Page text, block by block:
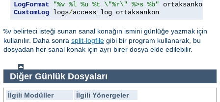
LogFormat "%v %l %u %t \"%r\" %>s %b"
CustomLog logs/access_log ortaksankon
%v belirteci isteği sunan sanal konağın ismini günlüğe yazmak için
kullanılır. Daha sonra split-logfile gibi bir program kullanarak, bu
dosyadan her sanal konak için ayrı birer dosya elde edilebilir.
Diğer Günlük Dosyaları
İlgili Modüller
İlgili Yönergeler